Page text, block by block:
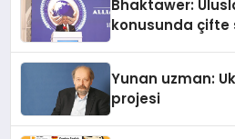
Bhaktawer:
konusunda
Yunan uzman:
projesi